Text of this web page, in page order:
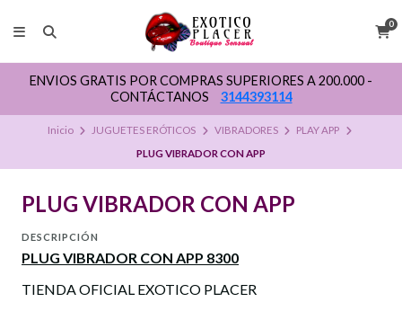
0
ENVIOS GRATIS POR COMPRAS SUPERIORES A 200.000 -
CONTÁCTANOS
3144393114
Inicio JUGUETES ERÓTICOS VIBRADORES
PLAY APP
PLUG VIBRADOR CON APP
PLUG VIBRADOR CON APP
DESCRIPCIÓN
PLUG VIBRADOR CON APP 8300
TIENDA OFICIAL EXOTICO PLACER